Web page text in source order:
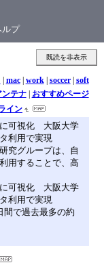
ルプ
既読を非表示
| mac| work| soccer| soft
ンテナ| おすすめページ
イン
に可視化 大阪大学
利用で実現
究グループは、自
用することで、高
に可視化 大阪大学
利用で実現
で過去最多の約